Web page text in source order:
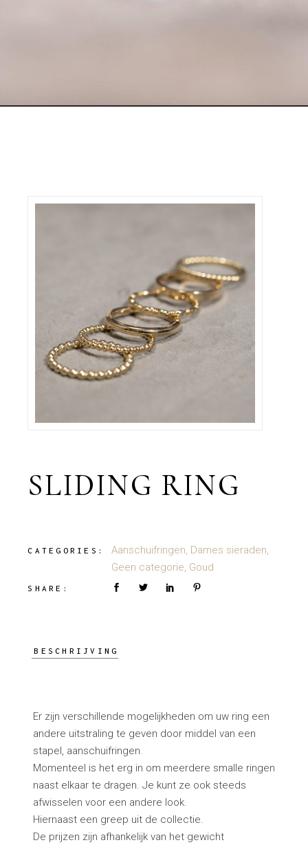
SLIDING RING
CATEGORIES: Aanschuifringen, Dames sieraden,
Geen categorie, Goud
SHARE:
BESCHRIJVING
Er zijn verschillende mogelijkheden om uw ring een
andere uitstraling te geven door middel van een
stapel, aanschuifringen.
Momenteel is het erg in om meerdere smalle ringen
naast elkaar te dragen. Je kunt ze ook steeds
afwisselen voor een andere look.
Hiernaast een greep uit de collectie.
De prijzen zijn afhankelijk van het gewicht